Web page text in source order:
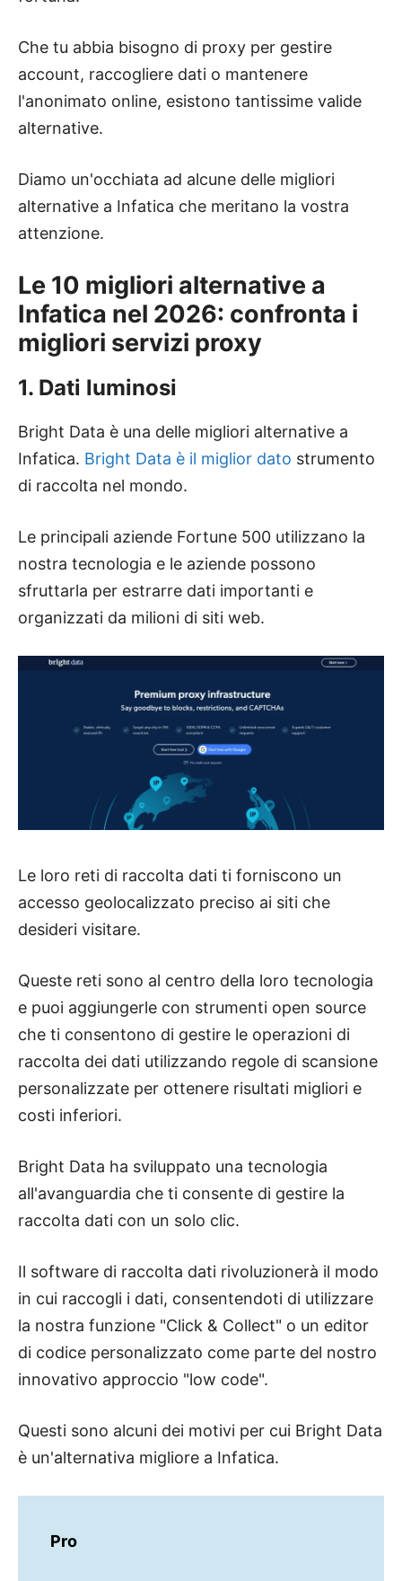
Che tu abbia bisogno di proxy per gestire
account, raccogliere dati o mantenere
l'anonimato online, esistono tantissime valide
alternative.
Diamo un'occhiata ad alcune delle migliori
alternative a Infatica che meritano la vostra
attenzione.
Le 10 migliori alternative a
Infatica nel 2026: confronta i
migliori servizi proxy
1. Dati luminosi
Bright Data è una delle migliori alternative a
Infatica. Bright Data è il miglior dato strumento
di raccolta nel mondo.
Le principali aziende Fortune 500 utilizzano la
nostra tecnologia e le aziende possono
sfruttarla per estrarre dati importanti e
organizzati da milioni di siti web.
Le loro reti di raccolta dati ti forniscono un
accesso geolocalizzato preciso ai siti che
desideri visitare.
Queste reti sono al centro della loro tecnologia
e puoi aggiungerle con strumenti open source
che ti consentono di gestire le operazioni di
raccolta dei dati utilizzando regole di scansione
personalizzate per ottenere risultati migliori e
costi inferiori.
Bright Data ha sviluppato una tecnologia
all'avanguardia che ti consente di gestire la
raccolta dati con un solo clic.
Il software di raccolta dati rivoluzionerà il modo
in cui raccogli i dati, consentendoti di utilizzare
la nostra funzione "Click & Collect" o un editor
di codice personalizzato come parte del nostro
innovativo approccio "low code".
Questi sono alcuni dei motivi per cui Bright Data
è un'alternativa migliore a Infatica.
Pro